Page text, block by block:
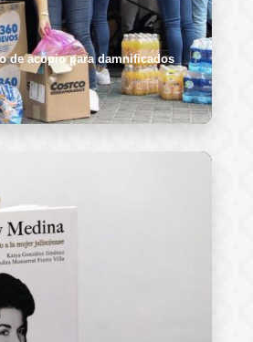
de acopio para damnificados